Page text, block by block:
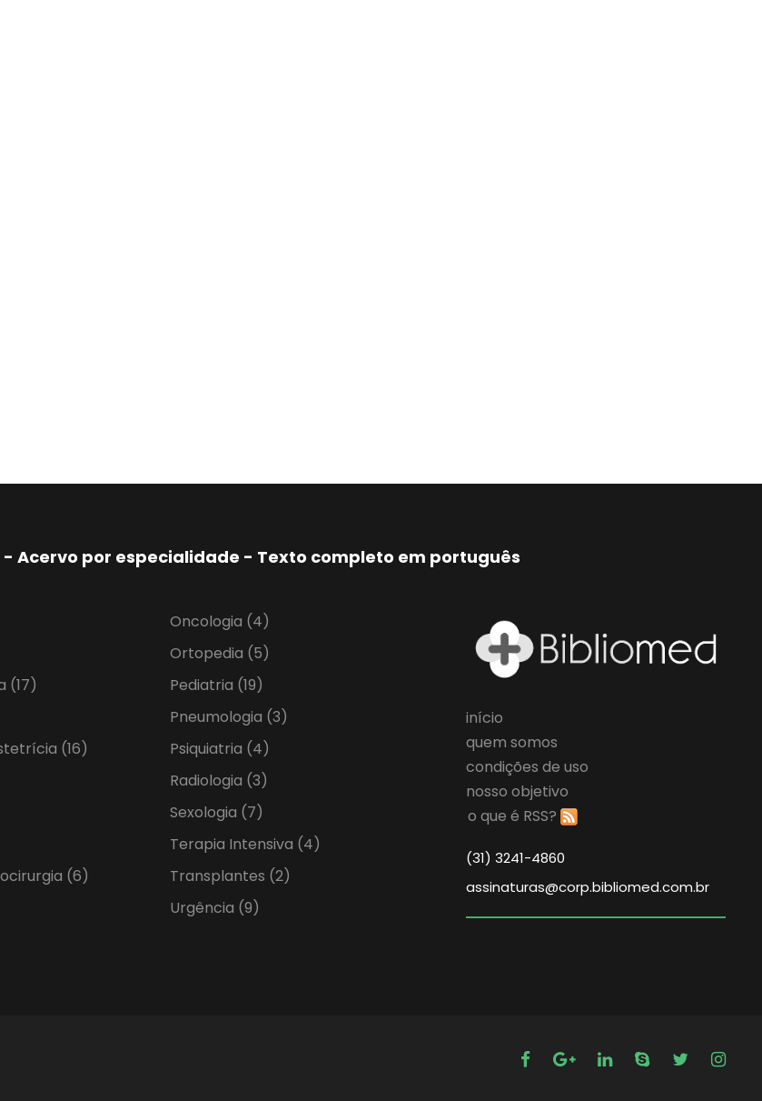
Acervo por especialidade - Texto completo em português
(17)
(16)
(6)
Oncologia (4)
Ortopedia (5)
Pediatria (19)
Pneumologia (3)
Psiquiatria (4)
Radiologia (3)
Sexologia (7)
Terapia Intensiva (4)
Transplantes (2)
Urgência (9)
início
quem somos
condições de uso
nosso objetivo
o que é RSS?
(31) 3241-4860
assinaturas@corp.bibliomed.com.br